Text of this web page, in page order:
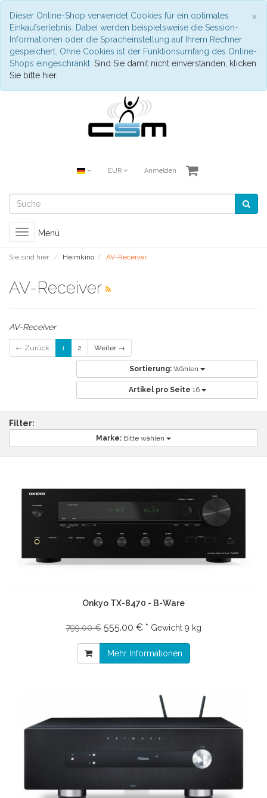
×
Dieser Online-Shop verwendet Cookies für ein optimales
Einkaufserlebnis. Dabei werden beispielsweise die Session-
Informationen oder die Spracheinstellung auf Ihrem Rechner
gespeichert. Ohne Cookies ist der Funktionsumfang des Online-
Shops eingeschränkt. Sind Sie damit nicht einverstanden, klicken
Sie bitte hier.
EUR Anmelden
Toggle
navigation
Menü
Sie sind hier: Heimkino AV-Receiver
AV-Receiver
AV-Receiver
← Zurück 1 2 Weiter →
Sortierung: Wählen
Artikel pro Seite 16
Filter:
Marke: Bitte wählen
Onkyo TX-8470 - B-Ware
799.00 € 555.00 € * Gewicht 9 kg
Mehr Informationen